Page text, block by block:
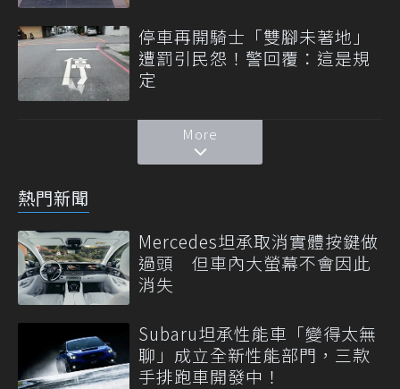
停車再開騎士「雙腳未著地」
遭罰引民怨！警回覆：這是規
定
More
熱門新聞
Mercedes坦承取消實體按鍵做
過頭 但車內大螢幕不會因此
消失
Subaru坦承性能車「變得太無
聊」成立全新性能部門，三款
手排跑車開發中！